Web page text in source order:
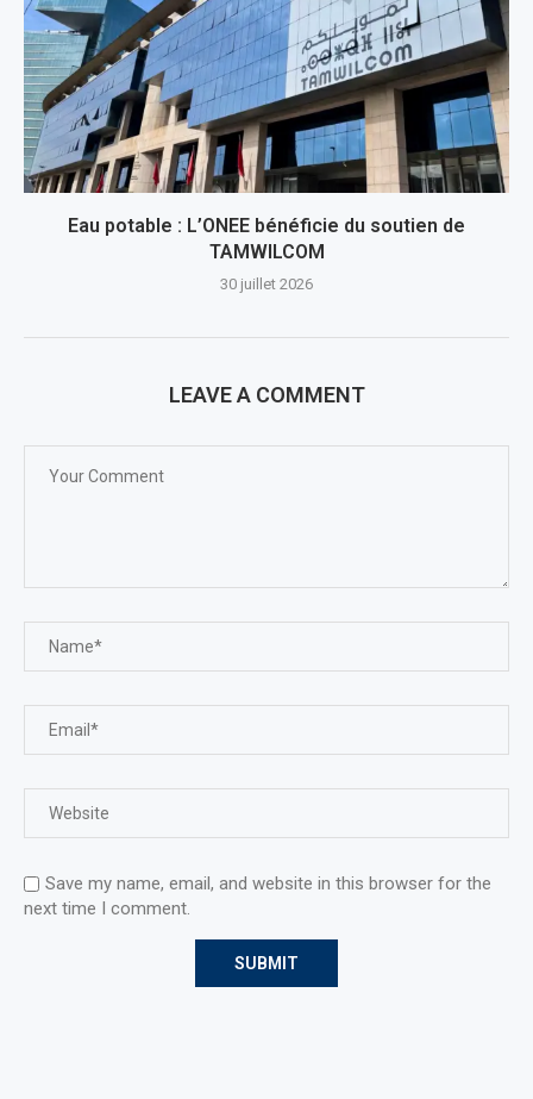
Eau potable : L’ONEE bénéficie du soutien de
TAMWILCOM
30 juillet 2026
LEAVE A COMMENT
Save my name, email, and website in this browser for the
next time I comment.